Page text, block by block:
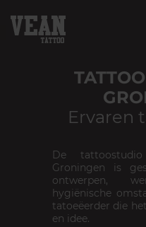
Ervaren
De
Groningen is
ontwerpen,
hygiënische
tatoeëerder die
en idee.